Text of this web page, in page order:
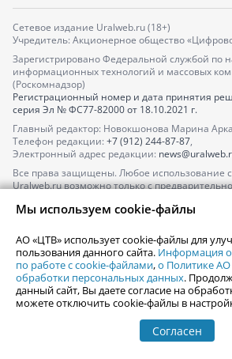
Сетевое издание Uralweb.ru (18+)
Учредитель: Акционерное общество
Зарегистрировано Федеральной службой по
информационных технологий и массовых
(Роскомнадзор)
Регистрационный номер и дата принятия
серия Эл № ФС77-82000от 18.10.2021 г.
Главный редактор: Новокшонова Марина
Телефон редакции: +7 (912) 244-87-87,
Электронный адрес редакции:
Все права защищены. Любое использование
Uralweb.ru возможно только с
По вопросам размещения рекламы
По вопросам размещения информации в
afisha@uralweb.ru
Пользовательское соглашение на
Политика АО «ЦТВ» в отношении обработки
Мы используем cookie-файлы
АО «ЦТВ» использует cookie-файлы для
пользования данного сайта. Информация
по работе с cookie-файлами,о Политике
обработки персональных данных.
данный сайт, Вы даете согласие на
можете отключить cookie-файлы в
Согласен